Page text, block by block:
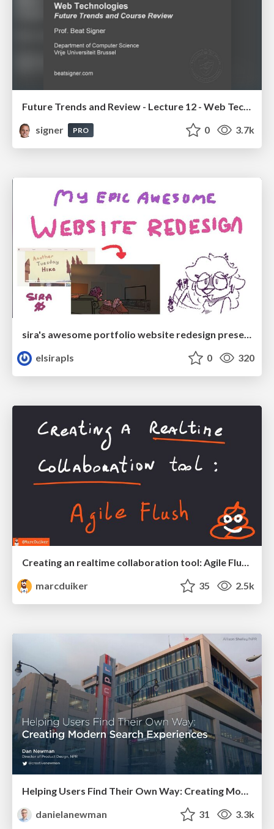
signer
PRO 0 3.7k
sira's awesome portfolio website redesign presentation
elsirapls
0 320
Creating an realtime collaboration tool: Agile Flush - .NET Oxford
marcduiker
35 2.5k
danielanewman
31 3.3k